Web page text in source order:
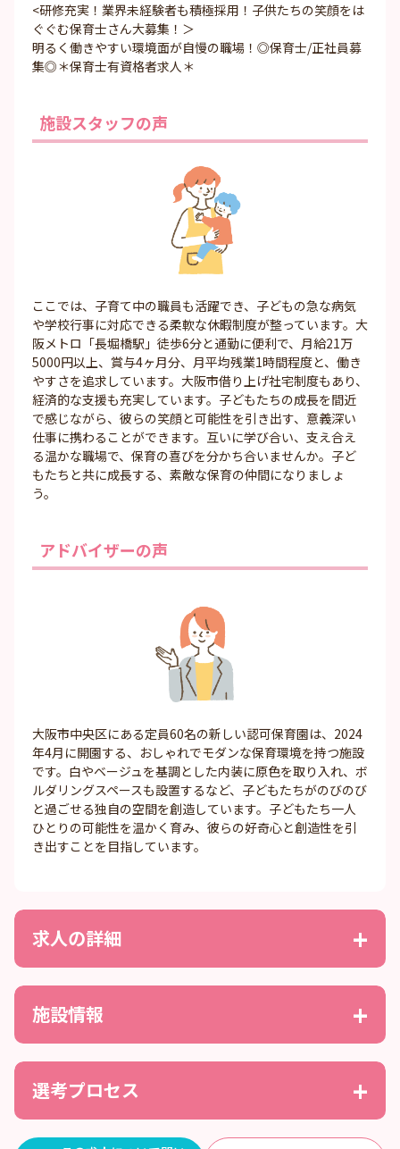
<研修充実！業界未経験者も積極採用！子供たちの笑顔をは
ぐぐむ保育士さん大募集！＞
明るく働きやすい環境面が自慢の職場！◎保育士/正社員募
集◎＊保育士有資格者求人＊
施設スタッフの声
ここでは、子育て中の職員も活躍でき、子どもの急な病気
や学校行事に対応できる柔軟な休暇制度が整っています。大
阪メトロ「長堀橋駅」徒歩6分と通勤に便利で、月給21万
5000円以上、賞与4ヶ月分、月平均残業1時間程度と、働き
やすさを追求しています。大阪市借り上げ社宅制度もあり、
経済的な支援も充実しています。子どもたちの成長を間近
で感じながら、彼らの笑顔と可能性を引き出す、意義深い
仕事に携わることができます。互いに学び合い、支え合え
る温かな職場で、保育の喜びを分かち合いませんか。子ど
もたちと共に成長する、素敵な保育の仲間になりましょ
う。
アドバイザーの声
大阪市中央区にある定員60名の新しい認可保育園は、2024
年4月に開園する、おしゃれでモダンな保育環境を持つ施設
です。白やベージュを基調とした内装に原色を取り入れ、ボ
ルダリングスペースも設置するなど、子どもたちがのびのび
と過ごせる独自の空間を創造しています。子どもたち一人
ひとりの可能性を温かく育み、彼らの好奇心と創造性を引
き出すことを目指しています。
求人の詳細
施設情報
選考プロセス